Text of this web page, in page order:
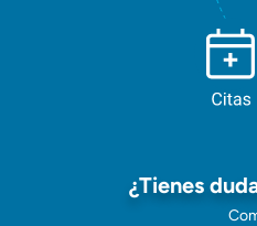
¿Tienes